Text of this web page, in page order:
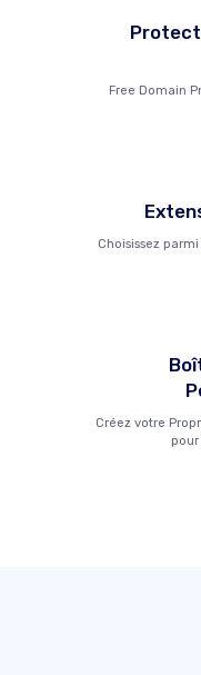
Free Domain
Choisissez
Créez votre